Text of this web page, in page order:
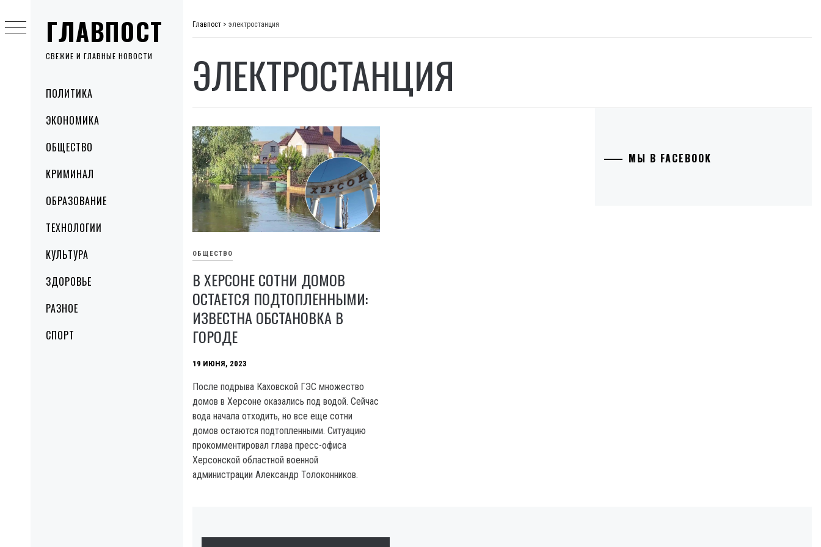
ГЛАВПОСТ
СВЕЖИЕ И ГЛАВНЫЕ НОВОСТИ
MenuПОЛИТИКА
ЭКОНОМИКА
ОБЩЕСТВО
КРИМИНАЛ
ОБРАЗОВАНИЕ
ТЕХНОЛОГИИ
КУЛЬТУРА
ЗДОРОВЬЕ
РАЗНОЕ
СПОРТ
to
content
Главпост > электростанция
ЭЛЕКТРОСТАНЦИЯ
ОБЩЕСТВО
В ХЕРСОНЕ СОТНИ ДОМОВ
ОСТАЕТСЯ ПОДТОПЛЕННЫМИ:
ИЗВЕСТНА ОБСТАНОВКА В
ГОРОДЕ
19 ИЮНЯ, 2023
После подрыва Каховской ГЭС множество
домов в Херсоне оказались под водой. Сейчас
вода начала отходить, но все еще сотни
домов остаются подтопленными. Ситуацию
прокомментировал глава пресс-офиса
Херсонской областной военной
администрации Александр Толоконников.
МЫ В FACEBOOK